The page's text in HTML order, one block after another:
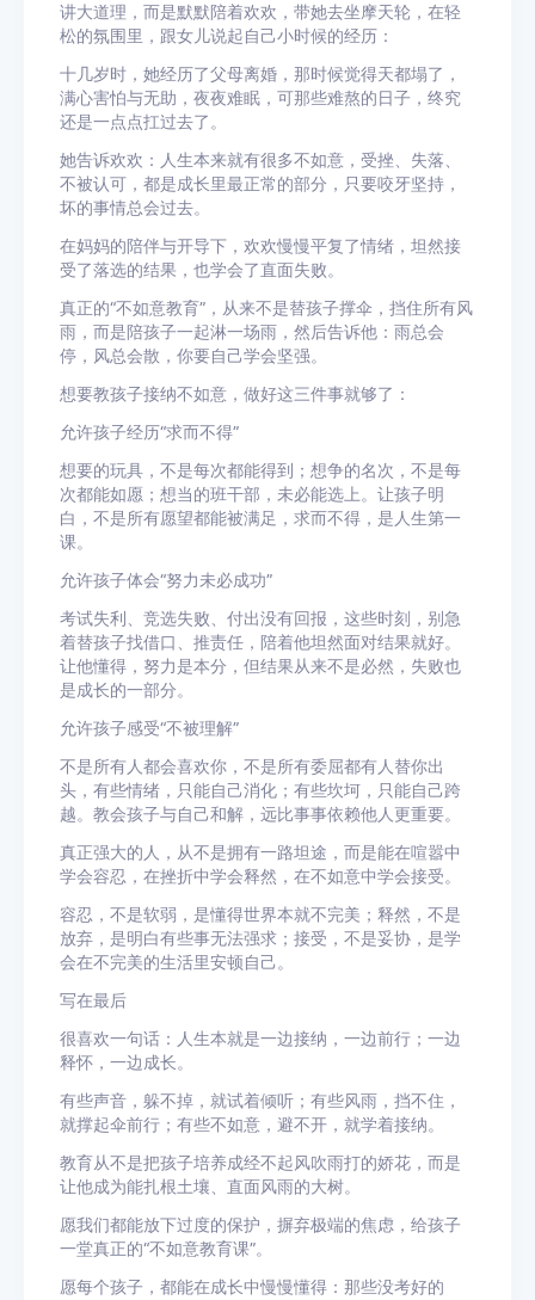
讲大道理，而是默默陪着欢欢，带她去坐摩天轮，在轻
松的氛围里，跟女儿说起自己小时候的经历：
十几岁时，她经历了父母离婚，那时候觉得天都塌了，
满心害怕与无助，夜夜难眠，可那些难熬的日子，终究
还是一点点扛过去了。
她告诉欢欢：人生本来就有很多不如意，受挫、失落、
不被认可，都是成长里最正常的部分，只要咬牙坚持，
坏的事情总会过去。
在妈妈的陪伴与开导下，欢欢慢慢平复了情绪，坦然接
受了落选的结果，也学会了直面失败。
真正的“不如意教育”，从来不是替孩子撑伞，挡住所有风
雨，而是陪孩子一起淋一场雨，然后告诉他：雨总会
停，风总会散，你要自己学会坚强。
想要教孩子接纳不如意，做好这三件事就够了：
允许孩子经历“求而不得”
想要的玩具，不是每次都能得到；想争的名次，不是每
次都能如愿；想当的班干部，未必能选上。让孩子明
白，不是所有愿望都能被满足，求而不得，是人生第一
课。
允许孩子体会“努力未必成功”
考试失利、竞选失败、付出没有回报，这些时刻，别急
着替孩子找借口、推责任，陪着他坦然面对结果就好。
让他懂得，努力是本分，但结果从来不是必然，失败也
是成长的一部分。
允许孩子感受“不被理解”
不是所有人都会喜欢你，不是所有委屈都有人替你出
头，有些情绪，只能自己消化；有些坎坷，只能自己跨
越。教会孩子与自己和解，远比事事依赖他人更重要。
真正强大的人，从不是拥有一路坦途，而是能在喧嚣中
学会容忍，在挫折中学会释然，在不如意中学会接受。
容忍，不是软弱，是懂得世界本就不完美；释然，不是
放弃，是明白有些事无法强求；接受，不是妥协，是学
会在不完美的生活里安顿自己。
写在最后
很喜欢一句话：人生本就是一边接纳，一边前行；一边
释怀，一边成长。
有些声音，躲不掉，就试着倾听；有些风雨，挡不住，
就撑起伞前行；有些不如意，避不开，就学着接纳。
教育从不是把孩子培养成经不起风吹雨打的娇花，而是
让他成为能扎根土壤、直面风雨的大树。
愿我们都能放下过度的保护，摒弃极端的焦虑，给孩子
一堂真正的“不如意教育课”。
愿每个孩子，都能在成长中慢慢懂得：那些没考好的